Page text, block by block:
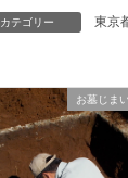
カテゴリー 東京
お墓じまい